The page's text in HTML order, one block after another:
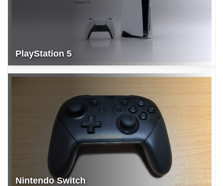
PlayStation 5
Nintendo Switch